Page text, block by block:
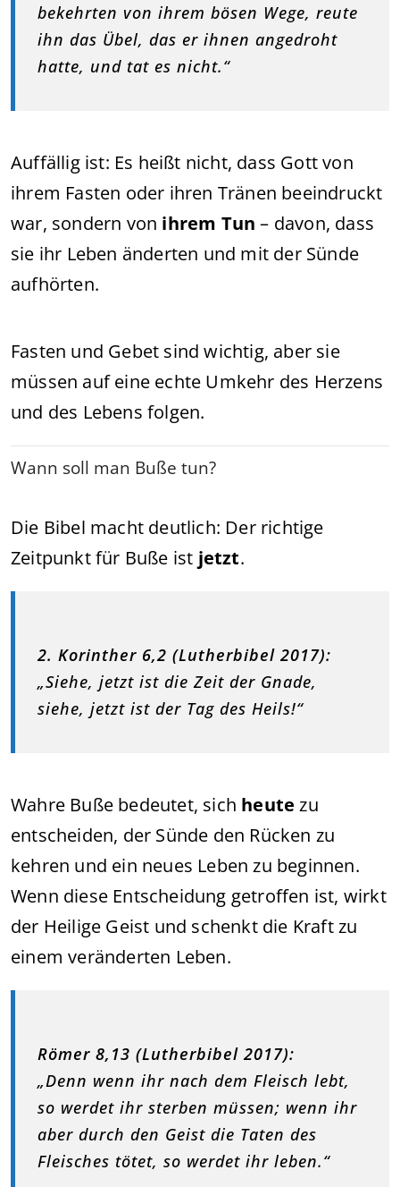
bekehrten von ihrem bösen Wege, reute
ihn das Übel, das er ihnen angedroht
hatte, und tat es nicht.“
Auffällig ist: Es heißt nicht, dass Gott von
ihrem Fasten oder ihren Tränen beeindruckt
war, sondern von ihrem Tun – davon, dass
sie ihr Leben änderten und mit der Sünde
aufhörten.
Fasten und Gebet sind wichtig, aber sie
müssen auf eine echte Umkehr des Herzens
und des Lebens folgen.
Wann soll man Buße tun?
Die Bibel macht deutlich: Der richtige
Zeitpunkt für Buße ist jetzt.
2. Korinther 6,2 (Lutherbibel 2017):
„Siehe, jetzt ist die Zeit der Gnade,
siehe, jetzt ist der Tag des Heils!“
Wahre Buße bedeutet, sich heute zu
entscheiden, der Sünde den Rücken zu
kehren und ein neues Leben zu beginnen.
Wenn diese Entscheidung getroffen ist, wirkt
der Heilige Geist und schenkt die Kraft zu
einem veränderten Leben.
Römer 8,13 (Lutherbibel 2017):
„Denn wenn ihr nach dem Fleisch lebt,
so werdet ihr sterben müssen; wenn ihr
aber durch den Geist die Taten des
Fleisches tötet, so werdet ihr leben.“